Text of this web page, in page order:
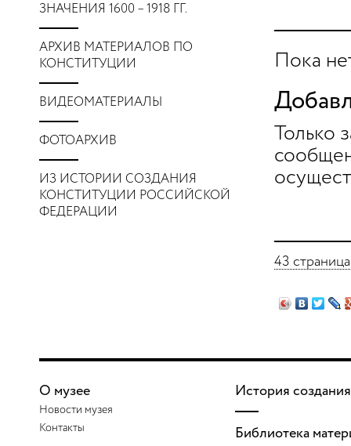
ЗНАЧЕНИЯ 1600 – 1918 ГГ.
АРХИВ МАТЕРИАЛОВ ПО
КОНСТИТУЦИИ
ВИДЕОМАТЕРИАЛЫ
ФОТОАРХИВ
ИЗ ИСТОРИИ СОЗДАНИЯ
КОНСТИТУЦИИ РОССИЙСКОЙ
ФЕДЕРАЦИИ
Пока
Только
43 страница
О музее
Новости музея
Контакты
История создания
Библиотека